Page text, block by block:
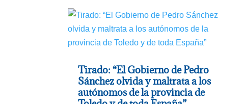
Tirado: “El Gobierno de Pedro
Sánchez olvida y maltrata a los
autónomos de la provincia de